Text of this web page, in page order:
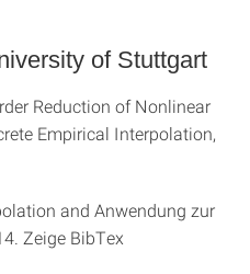
of Stuttgart
Reduction of Nonlinear
Empirical Interpolation,
and Anwendung zur
Zeige BibTex